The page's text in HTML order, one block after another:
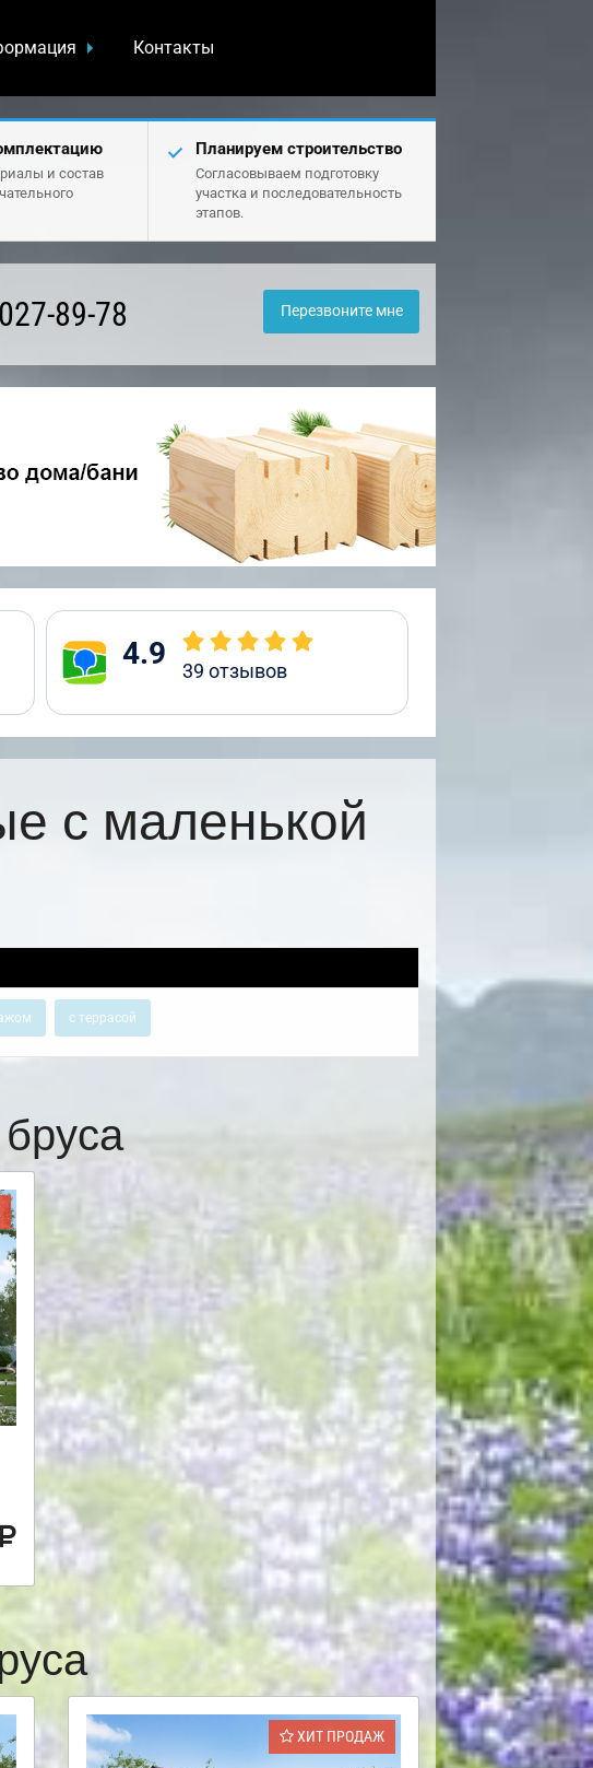
Контакты
и состав
Планируем строительство
Согласовываем подготовку
участка и последовательность
этапов.
89-78 Перезвоните мне
4.9 39 отзывов
с маленькой
с террасой
ХИТ ПРОДАЖ